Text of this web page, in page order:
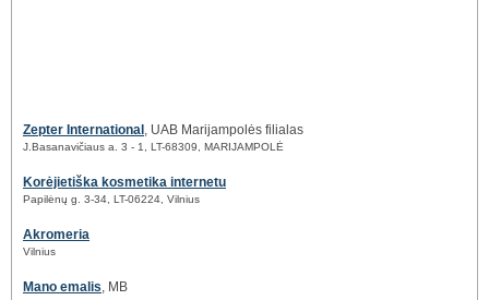
Zepter International , UAB Marijampolės filialas
J.Basanavičiaus a. 3 - 1, LT-68309, MARIJAMPOLĖ
Korėjietiška kosmetika internetu
Papilėnų g. 3-34, LT-06224, Vilnius
Akromeria
Vilnius
Mano emalis, MB